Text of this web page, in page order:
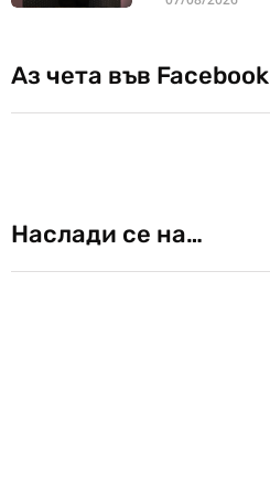
Аз чета във Facebook
Наслади се на…